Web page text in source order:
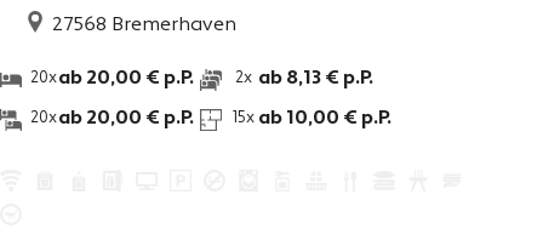
27568 Bremerhaven
20xab 20,00 € p.P.
20xab 20,00 € p.P.
2x ab 8,13 € p.P.
15x ab 10,00 € p.P.